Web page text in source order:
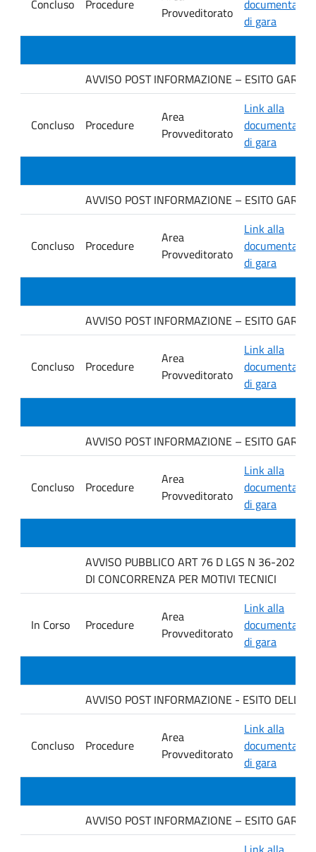
Concluso Procedure
Provveditorato
di gara
AVVISO POST INFORMAZIONE – ESITO
Concluso Procedure
Area
Provveditorato
Link alla
di gara
AVVISO POST INFORMAZIONE – ESITO GARA.
Concluso Procedure
Area
Provveditorato
Link alla
di gara
AVVISO POST INFORMAZIONE – ESITO
Concluso Procedure
Area
Provveditorato
Link alla
di gara
AVVISO POST INFORMAZIONE – ESITO
Concluso Procedure
Area
Provveditorato
Link alla
di gara
AVVISO PUBBLICO ART 76 D LGS N 36-2023
DI CONCORRENZA PER MOTIVI TECNICI
In Corso Procedure
Area
Provveditorato
Link alla
di gara
AVVISO POST INFORMAZIONE - ESITO
Concluso Procedure
Area
Provveditorato
Link alla
di gara
AVVISO POST INFORMAZIONE – ESITO GARA